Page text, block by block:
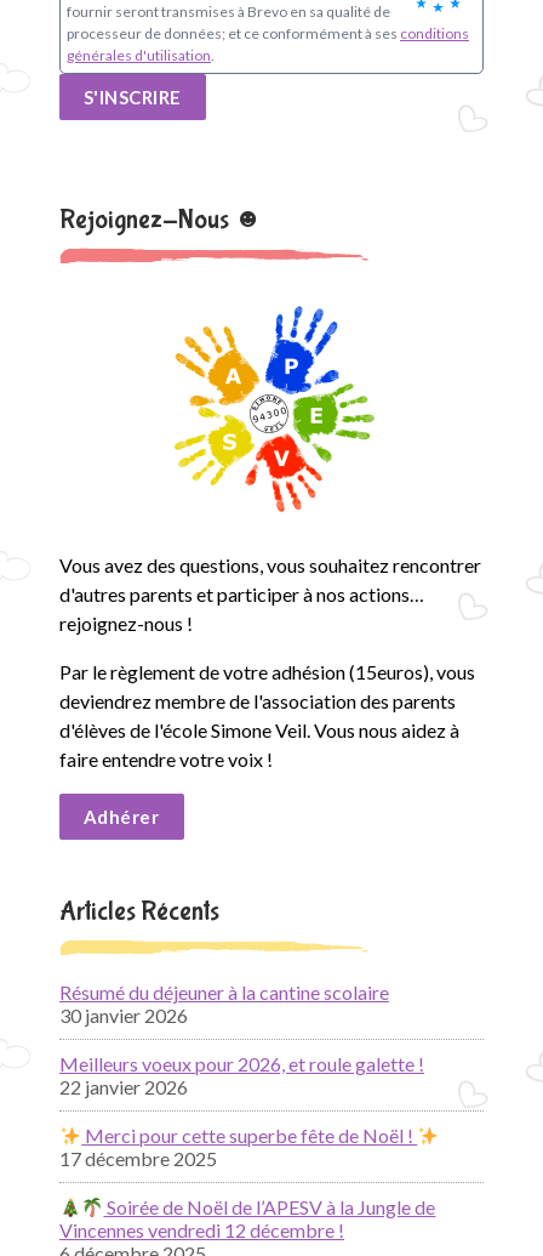
fournir seront transmises à Brevo en sa qualité de
processeur de données; et ce conformément à ses conditions
générales d'utilisation
S'INSCRIRE
Rejoignez-Nous ☻
Vous avez des questions, vous souhaitez rencontrer
d'autres parents et participer à nos actions…
rejoignez-nous !
Par le règlement de votre adhésion (15euros), vous
deviendrez membre de l'association des parents
d'élèves de l'école Simone Veil. Vous nous aidez à
faire entendre votre voix !
Adhérer
Articles Récents
Résumé du déjeuner à la cantine scolaire
30 janvier 2026
Meilleurs voeux pour 2026, et roule galette !
22 janvier 2026
Merci pour cette superbe fête de Noël !
17 décembre 2025
Soirée de Noël de l’APESV à la Jungle de
Vincennes vendredi 12 décembre !